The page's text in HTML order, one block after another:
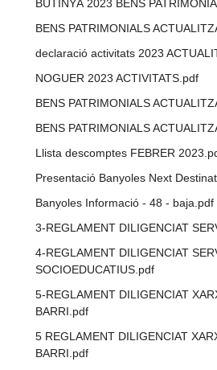
BUTINYÀ 2023 BENS
BENS PATRIMONIALS
declaració activitats 2023
NOGUER 2023 ACTIVITATS.pdf
BENS PATRIMONIALS
BENS PATRIMONIALS
Llista descomptes FEBRER
Presentació Banyoles Next
Banyoles Informació - 48 - baja.pdf
3-REGLAMENT DILIGENCIAT
4-REGLAMENT DILIGENCIAT
SOCIOEDUCATIUS.pdf
5-REGLAMENT DILIGENCIAT
BARRI.pdf
5 REGLAMENT DILIGENCIAT
BARRI.pdf